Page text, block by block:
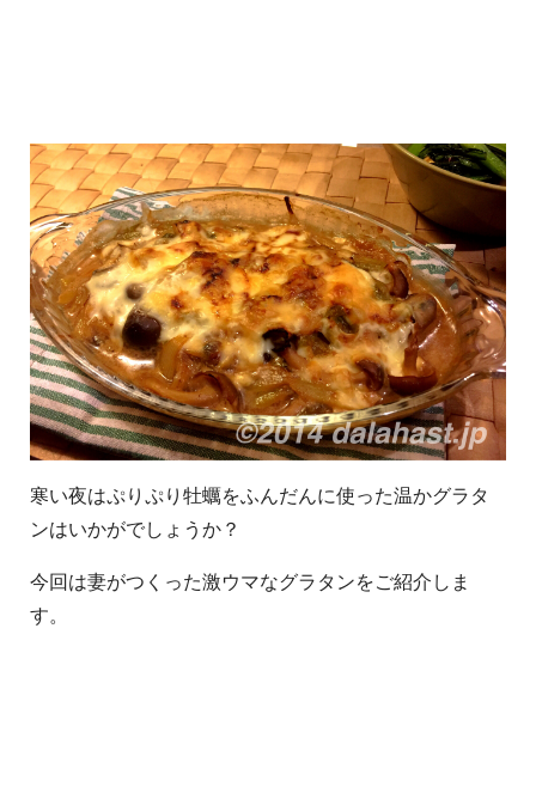
寒い夜はぷりぷり牡蠣をふんだんに使った温かグラタ
ンはいかがでしょうか？
今回は妻がつくった激ウマなグラタンをご紹介しま
す。